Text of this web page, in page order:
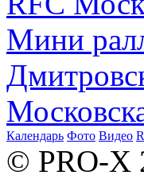
Мини
Календарь Фото Видео
© PRO-X